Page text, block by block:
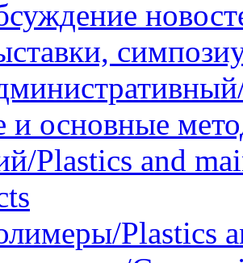
и основные
Plastics and
Plastics